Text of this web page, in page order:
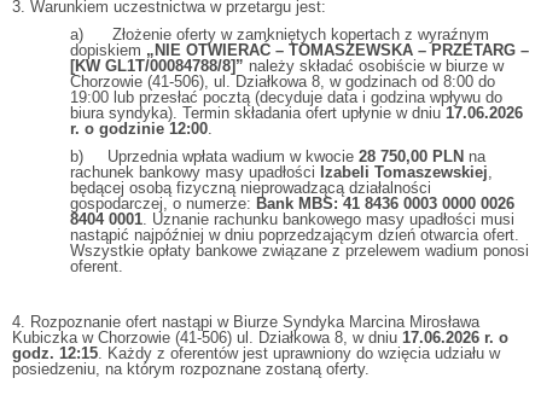
3. Warunkiem uczestnictwa w przetargu jest:
a) Złożenie oferty w zamkniętych kopertach z wyraźnym
dopiskiem „NIE OTWIERAĆ – TOMASZEWSKA – PRZETARG –
[KW GL1T/00084788/8]” należy składać osobiście w biurze w
Chorzowie (41-506), ul. Działkowa 8, w godzinach od 8:00 do
19:00 lub przesłać pocztą (decyduje data i godzina wpływu do
biura syndyka). Termin składania ofert upłynie w dniu 17.06.2026
r. o godzinie 12:00
b) Uprzednia wpłata wadium w kwocie 28 750,00 PLN na
rachunek bankowy masy upadłości Izabeli Tomaszewskiej
będącej osobą fizyczną nieprowadzącą działalności
gospodarczej, o numerze: Bank MBS: 41 8436 0003 0000 0026
8404 0001 . Uznanie rachunku bankowego masy upadłości musi
nastąpić najpóźniej w dniu poprzedzającym dzień otwarcia ofert.
Wszystkie opłaty bankowe związane z przelewem wadium ponosi
oferent.
4. Rozpoznanie ofert nastąpi w Biurze Syndyka Marcina Mirosława
Kubiczka w Chorzowie (41-506) ul. Działkowa 8, w dniu 17.06.2026 r. o
godz. 12:15 . Każdy z oferentów jest uprawniony do wzięcia udziału w
posiedzeniu, na którym rozpoznane zostaną oferty.